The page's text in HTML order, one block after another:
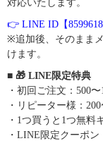
対応いたします。
👉 LINE ID【8599618
※追加後、そのまま
けます。
■ 🎁 LINE限定特典
・初回ご注文：500〜
・リピーター様：200
・1つ買うと1つ無料
・LINE限定クーポ